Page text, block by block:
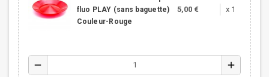
fluo PLAY (sans baguette)
Couleur-Rouge
5,00 € x 1
remove add